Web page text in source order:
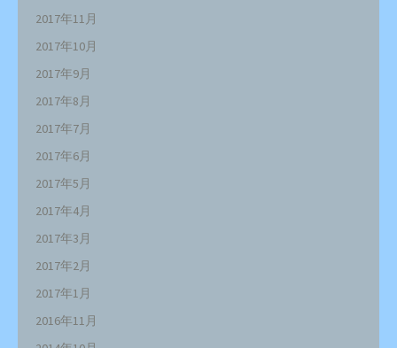
2017年11月
2017年10月
2017年9月
2017年8月
2017年7月
2017年6月
2017年5月
2017年4月
2017年3月
2017年2月
2017年1月
2016年11月